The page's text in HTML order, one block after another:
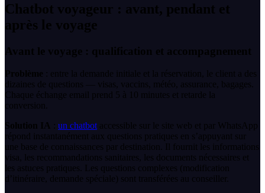
Chatbot voyageur : avant, pendant et
après le voyage
Avant le voyage : qualification et accompagnement
Problème : entre la demande initiale et la réservation, le client a des
dizaines de questions — visas, vaccins, météo, assurance, bagages.
Chaque échange email prend 5 à 10 minutes et retarde la
conversion.
Solution IA
un chatbot accessible sur le site web et par WhatsApp
répond instantanément aux questions pratiques en s’appuyant sur
une base de connaissances par destination. Il fournit les informations
visa, les recommandations sanitaires, les documents nécessaires et
les astuces pratiques. Les questions complexes (modification
d’itinéraire, demande spéciale) sont transférées au conseiller.